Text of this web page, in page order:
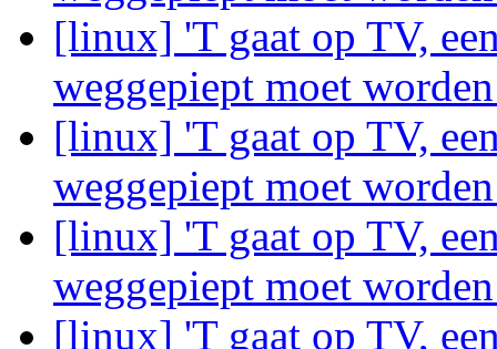
[linux] 'T gaat op TV,
weggepiept moet
[linux] 'T gaat op TV,
weggepiept moet
[linux] 'T gaat op TV,
weggepiept moet
[linux] 'T gaat op TV,